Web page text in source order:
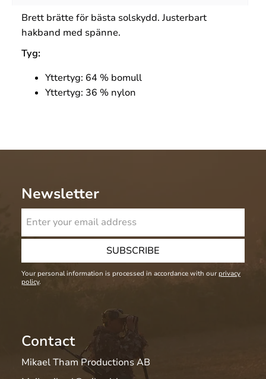
Brett brätte för bästa solskydd. Justerbart
hakband med spänne.
Tyg:
Yttertyg: 64 % bomull
Yttertyg: 36 % nylon
Newsletter
SUBSCRIBE
Your personal information is processed in accordance with our privacy
policy.
Contact
Mikael Tham Productions AB